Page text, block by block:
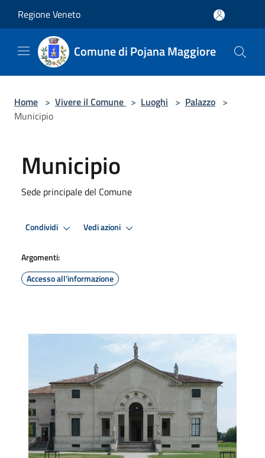
Regione Veneto
Comune di Pojana Maggiore
Home > Vivere il Comune > Luoghi > Palazzo >
Municipio
Municipio
Sede principale del Comune
Condividi Vedi azioni
Argomenti:
Accesso all'informazione